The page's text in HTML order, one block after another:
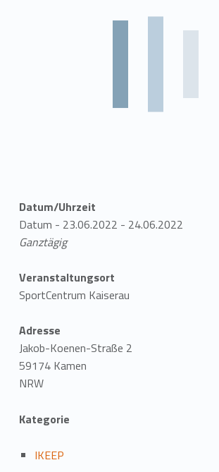
Datum/Uhrzeit
Datum - 23.06.2022 - 24.06.2022
Ganztägig
Veranstaltungsort
SportCentrum Kaiserau
Adresse
Jakob-Koenen-Straße 2
59174 Kamen
NRW
Kategorie
IKEEP